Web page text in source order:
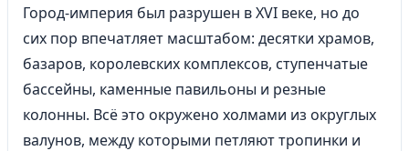
Город-империя был разрушен в XVI веке, но до
сих пор впечатляет масштабом: десятки храмов,
базаров, королевских комплексов, ступенчатые
бассейны, каменные павильоны и резные
колонны. Всё это окружено холмами из округлых
валунов, между которыми петляют тропинки и